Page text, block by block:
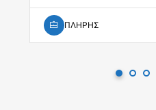
ΠΛΗΡΗΣ